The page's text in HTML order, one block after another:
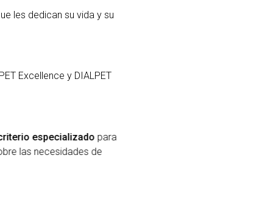
les dedican su vida y su
Excellence y DIALPET
criterio especializadopara
las necesidades de